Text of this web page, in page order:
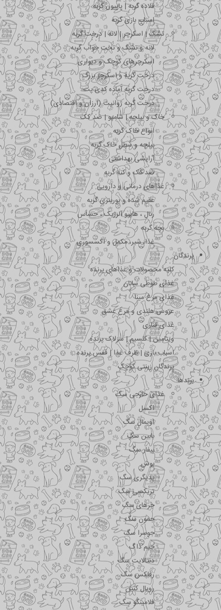
قلاده گربه | پاپیون گربه
اسباب بازی گربه
تشک | اسکرچر | لانه | درخت گربه
لانه و تشک و تخت خواب گربه
اسکرچرهای کوچک و دیواری
درخت گربه و اسکرچر بزرگ
درخت گربه آماده کدی پت
درخت گربه ژوانیت (ارزان و اقتصادی)
خاک و بیلچه | شامپو | ضد کک
انواع خاک گربه
بیلچه و سطل خاک گربه
آرایشی بهداشتی
ضد کک و کنه گربه
غذاهای درمانی و دارویی
عقیم شده و یورینری گربه
رنال ، هایپو آلرژیک ، حساس
بچه گربه
غذا، شیر، مکمل و اکسسوری
پرندگان
کلیه محصولات و غذاهای پرنده
غذای طوطی سانان
غذای مرغ مینا
عروس هلندی و مرغ عشق
غذای قناری
ویتامین | کلسیم | سرلاک پرنده
اسباب بازی | ظرف غذا | قفس پرنده
پرندگان زینتی کوچک
برندها
غذای خارجی سگ
اکسل
اویمال سگ
بابین سگ
بیفار سگ
بوش
پدیگری سگ
تریکسی سگ
جرهای سگ
جمون سگ
جوسرا سگ
جیم داگ
دنتالایت سگ
رفلکس سگ
رویال کنین
فلامینگو سگ